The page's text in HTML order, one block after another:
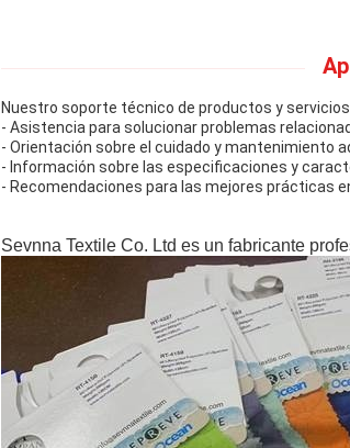
Nuestro soporte técnico de productos y
- Asistencia para solucionar problemas
- Orientación sobre el cuidado y mantenimiento
- Información sobre las especificaciones y
- Recomendaciones para las mejores prácticas
Sevnna Textile Co. Ltd es un fabricante